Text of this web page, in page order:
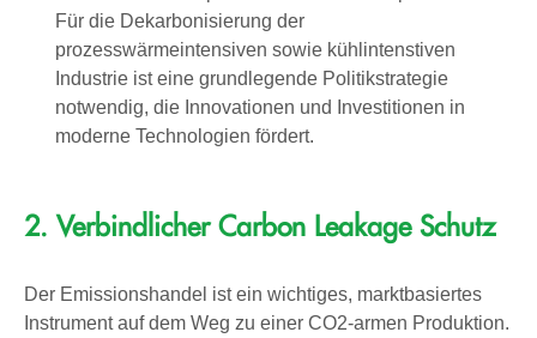
Für die Dekarbonisierung der
prozesswärmeintensiven sowie kühlintenstiven
Industrie ist eine grundlegende Politikstrategie
notwendig, die Innovationen und Investitionen in
moderne Technologien fördert.
2. Verbindlicher Carbon Leakage Schutz
Der Emissionshandel ist ein wichtiges, marktbasiertes
Instrument auf dem Weg zu einer CO2-armen Produktion.